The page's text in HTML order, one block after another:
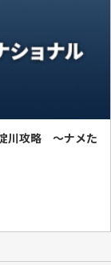
川攻略 ～ナメた